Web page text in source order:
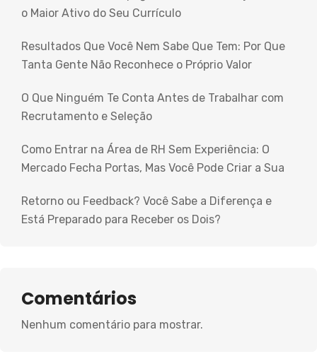
o Maior Ativo do Seu Currículo
Resultados Que Você Nem Sabe Que Tem: Por Que
Tanta Gente Não Reconhece o Próprio Valor
O Que Ninguém Te Conta Antes de Trabalhar com
Recrutamento e Seleção
Como Entrar na Área de RH Sem Experiência: O
Mercado Fecha Portas, Mas Você Pode Criar a Sua
Retorno ou Feedback? Você Sabe a Diferença e
Está Preparado para Receber os Dois?
Comentários
Nenhum comentário para mostrar.